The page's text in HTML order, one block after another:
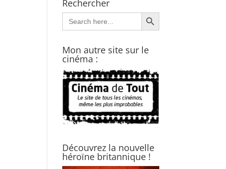
Rechercher
Search
for:
Search Button
Mon autre site sur le
cinéma :
Découvrez la nouvelle
héroïne britannique !